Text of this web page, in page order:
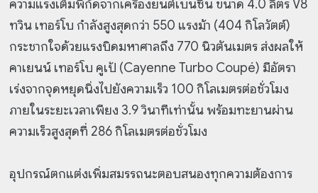
ความแรงเต็มพิกัดจากเครื่องยนต์เบนซิน ขนาด 4.0 ลิตร V8
ทวิน เทอร์โบ กำลังสูงสุดกว่า 550 แรงม้า (404 กิโลวัตต์)
กระชากใจด้วยแรงบิดมหาศาลถึง 770 นิวตันเมตร ส่งผลให้
คาเยนน์ เทอร์โบ คูเป้ (Cayenne Turbo Coupé) มีอัตรา
เร่งจากจุดหยุดนิ่งไปยังความเร็ว 100 กิโลเมตรต่อชั่วโมง
ภายในระยะเวลาเพียง 3.9 วินาทีเท่านั้น พร้อมทะยานผ่าน
ความเร็วสูงสุดที่ 286 กิโลเมตรต่อชั่วโมง
อุปกรณ์ตกแต่งเพิ่มสมรรถนะตอบสนองทุกความต้องการ